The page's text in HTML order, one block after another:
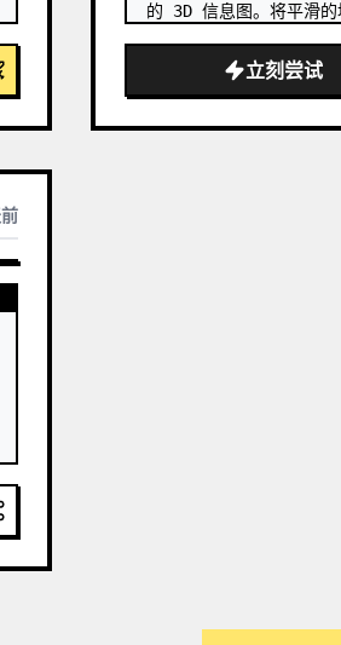
的 3D 信息图。将平滑的
  "style": {
立刻尝试